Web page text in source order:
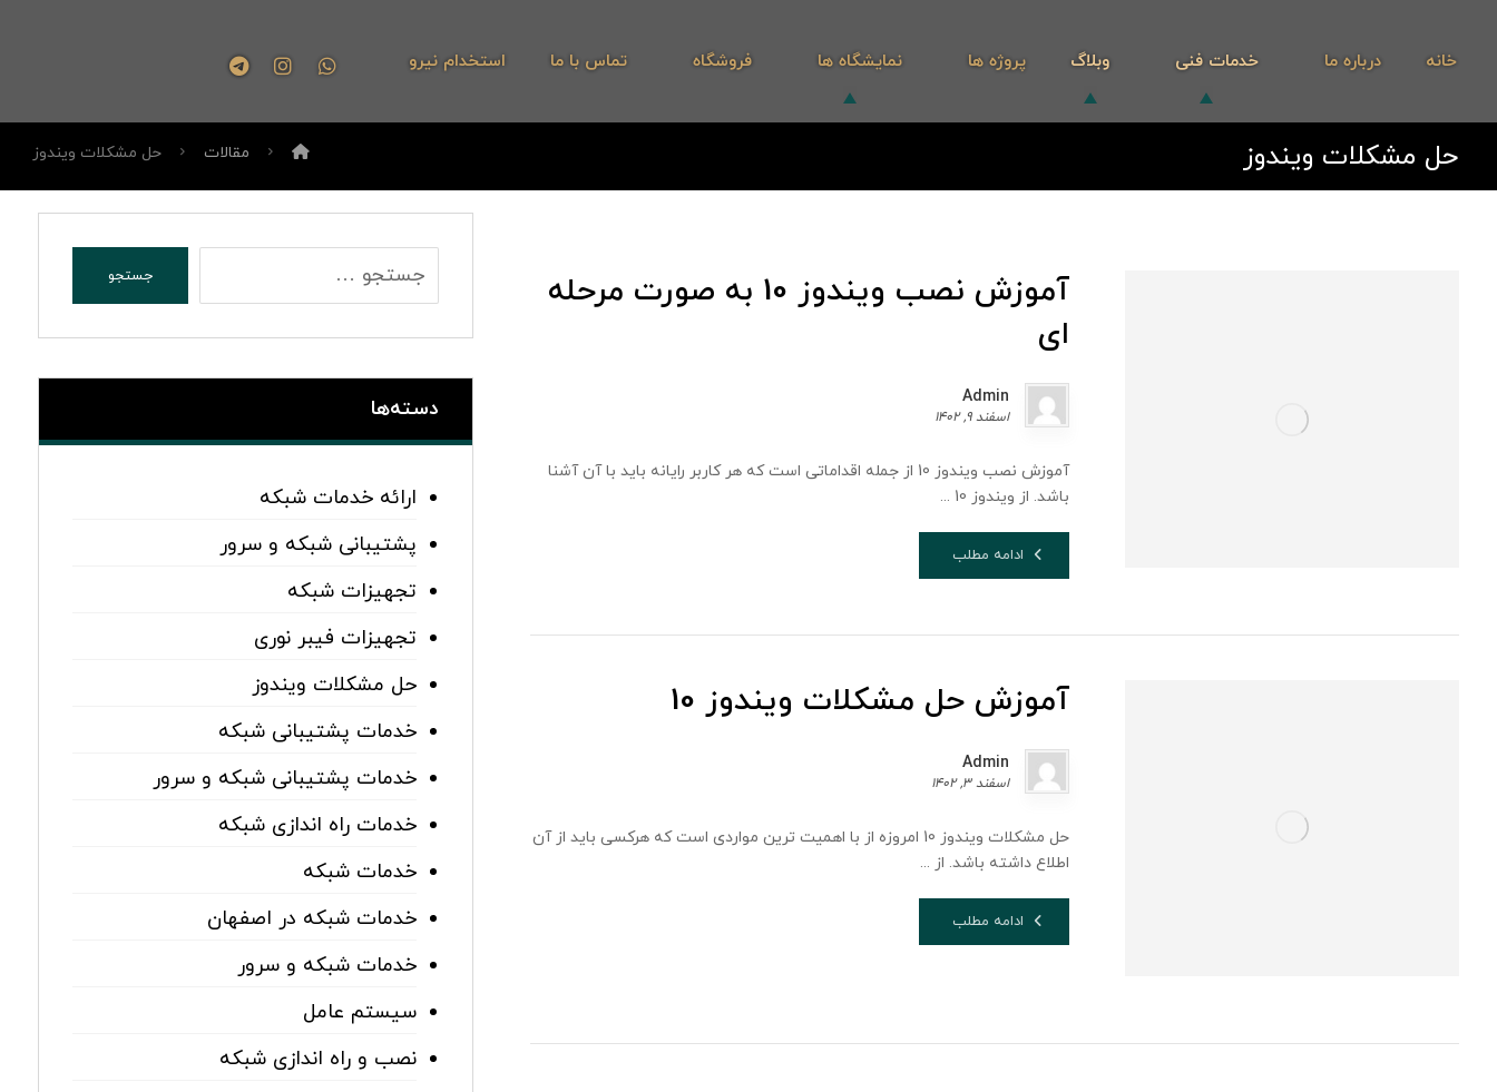
خانه درباره ما خدمات فنی وبلاگ پروژه ها نمایشگاه ها فروشگاه تماس با ما استخدام نیرو
حل مشکلات ویندوز مقالات حل مشکلات ویندوز
آموزش نصب ویندوز 10 به صورت مرحله
ای
Admin
اسفند 9, 1402
آموزش نصب ویندوز 10 از جمله اقداماتی است که هر کاربر رایانه باید با آن آشنا
باشد. از ویندوز 10 ...
ادامه مطلب
آموزش حل مشکلات ویندوز 10
Admin
اسفند 3, 1402
حل مشکلات ویندوز 10 امروزه از با اهمیت ترین مواردی است که هرکسی باید از آن
اطلاع داشته باشد. از ...
ادامه مطلب
دسته‌ها
ارائه خدمات شبکه
پشتیبانی شبکه و سرور
تجهیزات شبکه
تجهیزات فیبر نوری
حل مشکلات ویندوز
خدمات پشتیبانی شبکه
خدمات پشتیبانی شبکه و سرور
خدمات راه اندازی شبکه
خدمات شبکه
خدمات شبکه در اصفهان
خدمات شبکه و سرور
سیستم عامل
نصب و راه اندازی شبکه